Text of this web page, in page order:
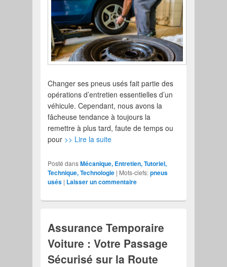
Changer ses pneus usés fait partie des
opérations d’entretien essentielles d’un
véhicule. Cependant, nous avons la
fâcheuse tendance à toujours la
remettre à plus tard, faute de temps ou
pour >> Lire la suite
Posté dansMécanique, Entretien, Tutoriel,
Technique, Technologie | Mots-clefs:pneus
usés | Laisser un commentaire
Assurance Temporaire
Voiture : Votre Passage
Sécurisé sur la Route